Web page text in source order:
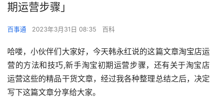
期运营步骤」
百事通 2023年3月31日 08:35 百科
哈喽，小伙伴们大家好，今天韩永红说的这篇文章淘宝店运
营的方法和技巧,新手淘宝初期运营步骤，还有关于淘宝店
运营这些的精品干货文章，经过我各种整理总结之后，决定
写下这篇文章分享给大家。